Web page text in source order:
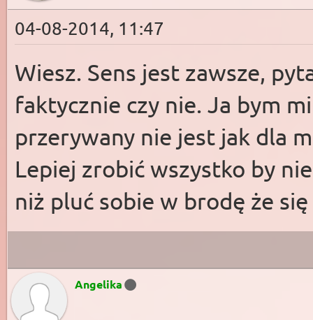
04-08-2014, 11:47
Wiesz. Sens jest zawsze,
faktycznie czy nie. Ja bym
przerywany nie jest jak dla
Lepiej zrobić wszystko by
niż pluć sobie w brodę że
Angelika